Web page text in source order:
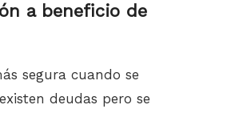
a beneficio de
segura cuando se
deudas pero se